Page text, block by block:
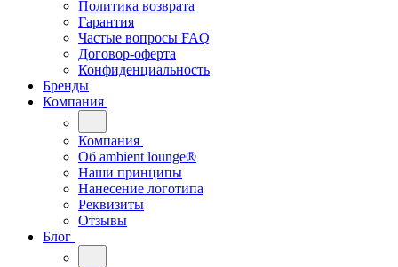
Политика возврата
Гарантия
Частые вопросы FAQ
Договор-оферта
Конфиденциальность
Бренды
Компания
Компания
Oб ambient lounge®
Наши принципы
Нанесение логотипа
Реквизиты
Отзывы
Блог